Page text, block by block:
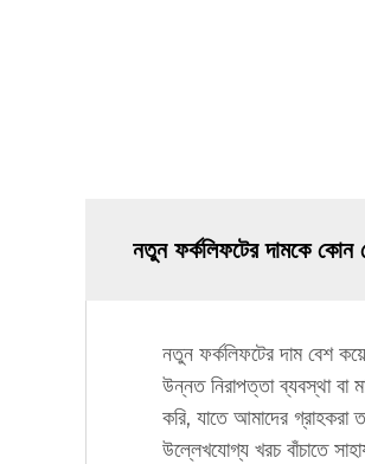
নতুন ফর্কলিফটের দামকে কোন
নতুন ফর্কলিফটের দাম বেশ
উন্নত নিরাপত্তা ব্যবস্থা বা
করি, যাতে আমাদের গ্রাহকরা
উল্লেখযোগ্য খরচ বাঁচাতে